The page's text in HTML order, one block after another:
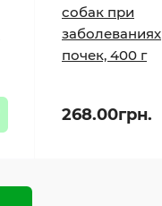
собак при
заболеваниях
почек, 400 г
268.00грн.